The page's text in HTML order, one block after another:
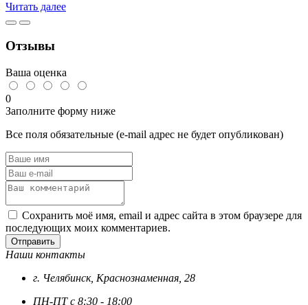
Читать далее
Отзывы
Ваша оценка
0
Заполните форму ниже
Все поля обязательные (e-mail адрес не будет опубликован)
Сохранить моё имя, email и адрес сайта в этом браузере для
последующих моих комментариев.
Отправить
Наши контакты
г. Челябинск, Краснознаменная, 28
ПН-ПТ с 8:30 - 18:00